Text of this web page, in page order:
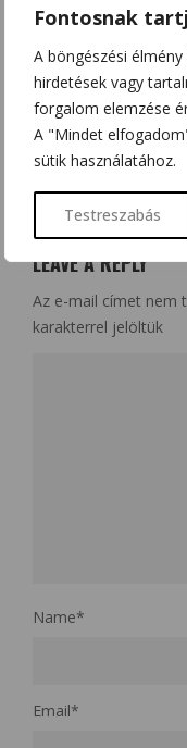
Fontosnak
A böngészési
hirdetések vagy
forgalom elemzése
A "Mindet
sütik használatához.
Testreszabás
NO
LEAVE A REPLY
Az e-mail címet nem
karakterrel jelöltük
Name*
Email*